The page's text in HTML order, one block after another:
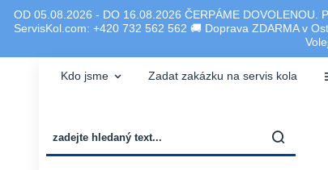
OD 05.08.2026 - DO 16.08.2026 ČERPÁME DOVOLENOU.
ServisKol.com: +420 732 562 562 🚚 Doprava ZDARMA v
Kdo jsme Zadat zakázku na servis kola